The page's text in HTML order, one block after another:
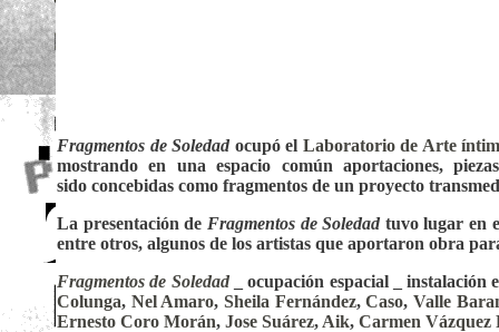
Fragmentos de Soledad ocupó el Laboratorio de Arte
mostrando en una espacio común aportaciones,
sido concebidas como fragmentos de un proyecto
La presentación de Fragmentos de Soledad tuvo lugar en
entre otros, algunos de los artistas que aportaron obra
Fragmentos de Soledad
_ ocupación espacial _
Colunga, Nel Amaro,Sheila Fernández,Caso,Valle
Ernesto Coro Morán, Jose Suárez, Aik, Carmen Vázquez